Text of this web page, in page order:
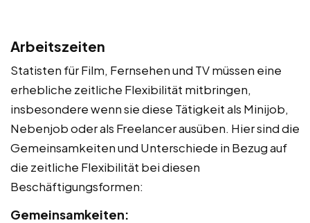
Arbeitszeiten
Statisten für Film, Fernsehen und TV müssen eine
erhebliche zeitliche Flexibilität mitbringen,
insbesondere wenn sie diese Tätigkeit als Minijob,
Nebenjob oder als Freelancer ausüben. Hier sind die
Gemeinsamkeiten und Unterschiede in Bezug auf
die zeitliche Flexibilität bei diesen
Beschäftigungsformen:
Gemeinsamkeiten: